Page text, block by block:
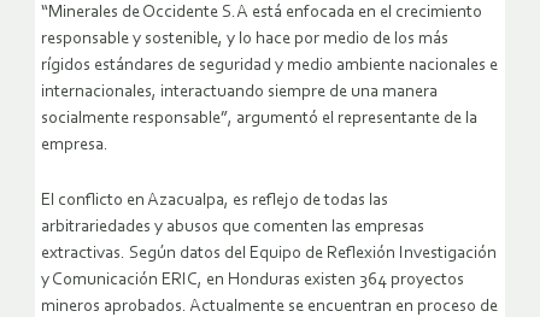
“Minerales de Occidente S.A está enfocada en el crecimiento
responsable y sostenible, y lo hace por medio de los más
rígidos estándares de seguridad y medio ambiente nacionales e
internacionales, interactuando siempre de una manera
socialmente responsable”, argumentó el representante de la
empresa.
El conflicto en Azacualpa, es reflejo de todas las
arbitrariedades y abusos que comenten las empresas
extractivas. Según datos del Equipo de Reflexión Investigación
y Comunicación ERIC, en Honduras existen 364 proyectos
mineros aprobados. Actualmente se encuentran en proceso de